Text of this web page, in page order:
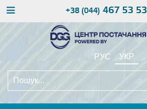
+38 (044) 467 53 53
РУС УКР